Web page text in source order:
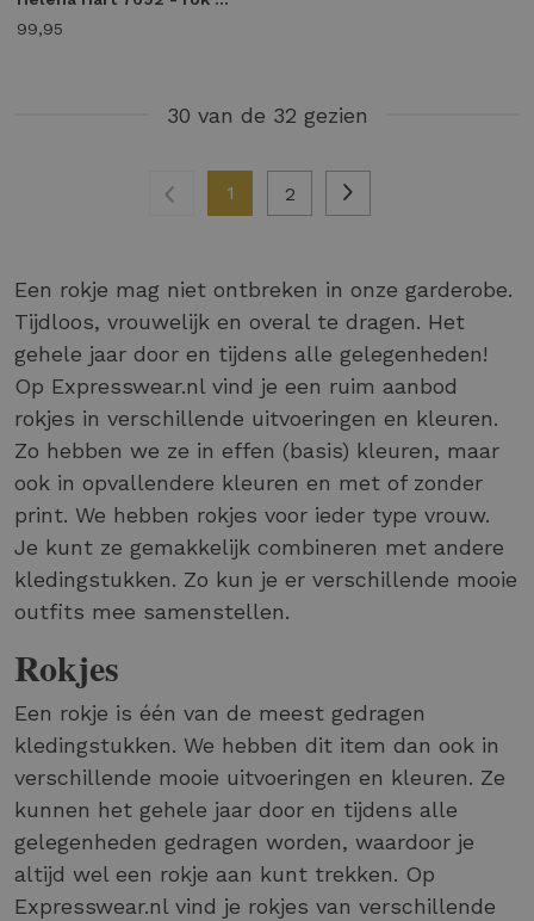
99,95
30 van de 32 gezien
1 2
Een rokje mag niet ontbreken in onze garderobe.
Tijdloos, vrouwelijk en overal te dragen. Het
gehele jaar door en tijdens alle gelegenheden!
Op Expresswear.nl vind je een ruim aanbod
rokjes in verschillende uitvoeringen en kleuren.
Zo hebben we ze in effen (basis) kleuren, maar
ook in opvallendere kleuren en met of zonder
print. We hebben rokjes voor ieder type vrouw.
Je kunt ze gemakkelijk combineren met andere
kledingstukken. Zo kun je er verschillende mooie
outfits mee samenstellen.
Rokjes
Een rokje is één van de meest gedragen
kledingstukken. We hebben dit item dan ook in
verschillende mooie uitvoeringen en kleuren. Ze
kunnen het gehele jaar door en tijdens alle
gelegenheden gedragen worden, waardoor je
altijd wel een rokje aan kunt trekken. Op
Expresswear.nl vind je rokjes van verschillende